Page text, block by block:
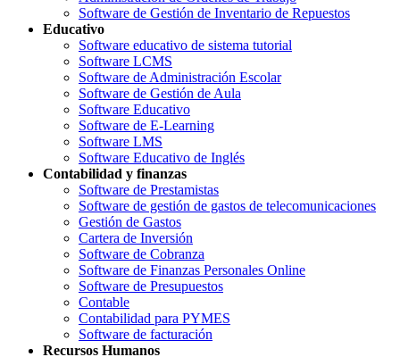
Software de Gestión de Inventario de Repuestos
Educativo
Software educativo de sistema tutorial
Software LCMS
Software de Administración Escolar
Software de Gestión de Aula
Software Educativo
Software de E-Learning
Software LMS
Software Educativo de Inglés
Contabilidad y finanzas
Software de Prestamistas
Software de gestión de gastos de telecomunicaciones
Gestión de Gastos
Cartera de Inversión
Software de Cobranza
Software de Finanzas Personales Online
Software de Presupuestos
Contable
Contabilidad para PYMES
Software de facturación
Recursos Humanos